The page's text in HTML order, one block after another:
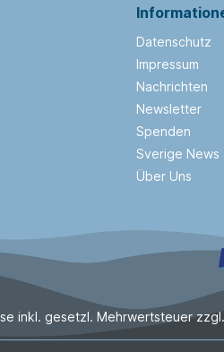
Datenschutz
Impressum
Nachrichten
Newsletter
Spenden
Sverige News
Über Uns
inkl. gesetzl. Mehrwertsteuer zzgl.